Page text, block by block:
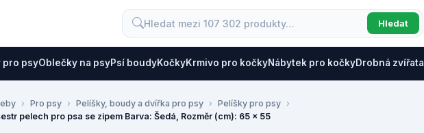
Hledat
pro psyOblečky na psyPsí boudyKočkyKrmivo pro kočkyNábytek pro kočkyDrobná zvířata
Pro psy Pelíšky, boudy a dvířka pro psy
Pelíšky pro psy
pelech pro psa se zipem Barva: Šedá, Rozměr (cm): 65 x 55